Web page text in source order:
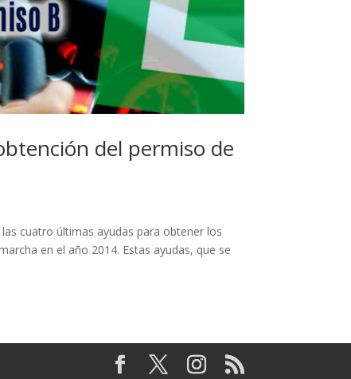
del permiso de
cuatro últimas ayudas para obtener los
en el año 2014. Estas ayudas, que se